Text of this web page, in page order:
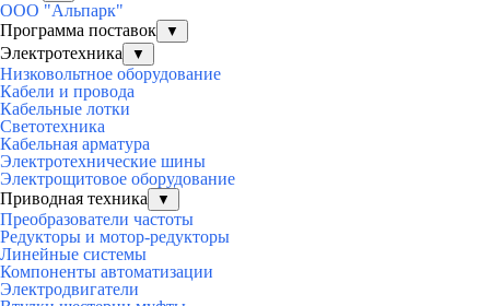
ООО "Альпарк"
Программа поставок
▼
Электротехника ▼
Низковольтное оборудование
Кабели и провода
Кабельные лотки
Светотехника
Кабельная арматура
Электротехнические шины
Электрощитовое оборудование
Приводная техника
▼
Преобразователи частоты
Редукторы и мотор-редукторы
Линейные системы
Компоненты автоматизации
Электродвигатели